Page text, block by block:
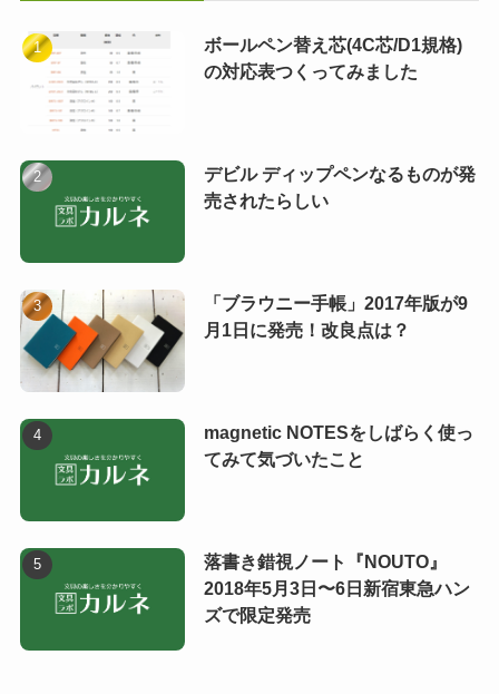
ボールペン替え芯(4C芯/D1規格)
の対応表つくってみました
デビル ディップペンなるものが発
売されたらしい
「ブラウニー手帳」2017年版が9
月1日に発売！改良点は？
magnetic NOTESをしばらく使っ
てみて気づいたこと
落書き錯視ノート『NOUTO』
2018年5月3日〜6日新宿東急ハン
ズで限定発売